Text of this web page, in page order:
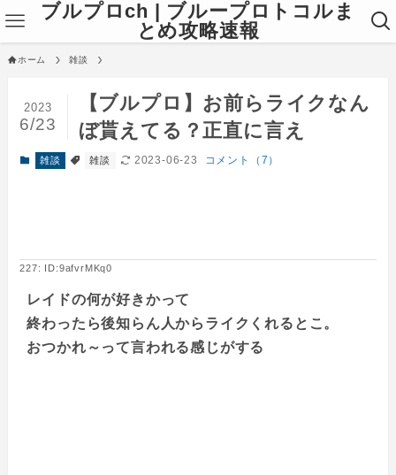
ブルプロch | ブループロトコルま
とめ攻略速報
ホーム 雑談
【ブルプロ】お前らライクなん
ぼ貰えてる？正直に言え
2023
6/23
雑談 雑談 2023-06-23 コメント（7）
227: ID:9afvrMKq0
レイドの何が好きかって
終わったら後知らん人からライクくれるとこ。
おつかれ～って言われる感じがする